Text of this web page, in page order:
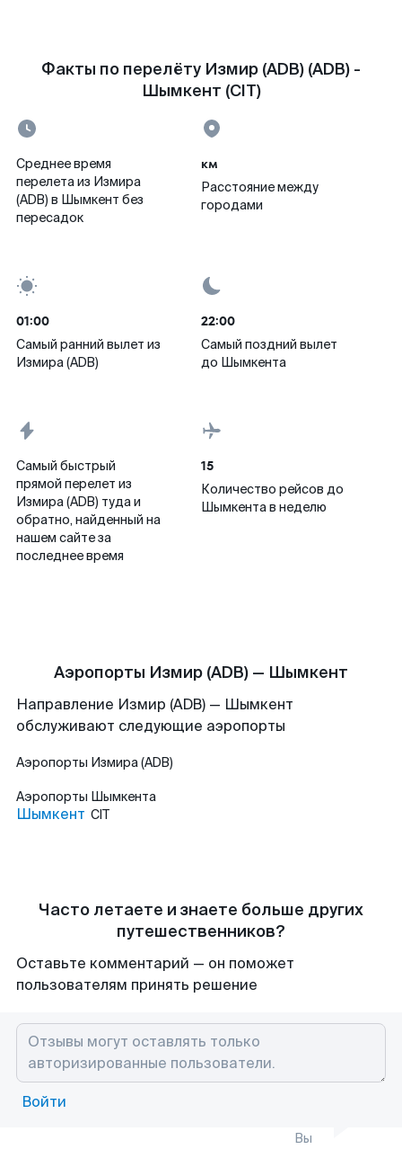
Факты по перелёту Измир (ADB) (ADB) -
Шымкент (CIT)
Среднее время
перелета из Измира
(ADB) в Шымкент без
пересадок
км
Расстояние между
городами
01:00
Самый ранний вылет из
Измира (ADB)
22:00
Самый поздний вылет
до Шымкента
Самый быстрый
прямой перелет из
Измира (ADB) туда и
обратно, найденный на
нашем сайте за
последнее время
15
Количество рейсов до
Шымкента в неделю
Аэропорты Измир (ADB) — Шымкент
Направление Измир (ADB) — Шымкент
обслуживают следующие аэропорты
Аэропорты Измира (ADB)
Аэропорты Шымкента
Шымкент CIT
Часто летаете и знаете больше других
путешественников?
Оставьте комментарий — он поможет
пользователям принять решение
Войти
Вы